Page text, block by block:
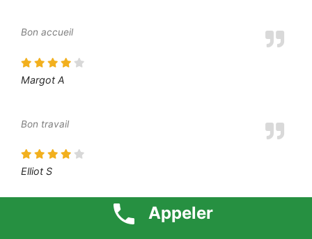
Bon accueil
Margot A
Bon travail
Elliot S
L’intervenant a été à l’écoute de mes besoins
Appeler